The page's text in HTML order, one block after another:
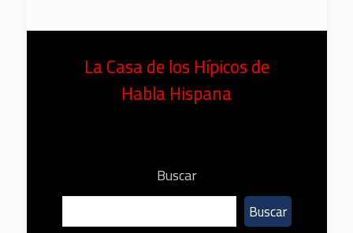
La Casa de los Hípicos de
Habla Hispana
Buscar
Buscar